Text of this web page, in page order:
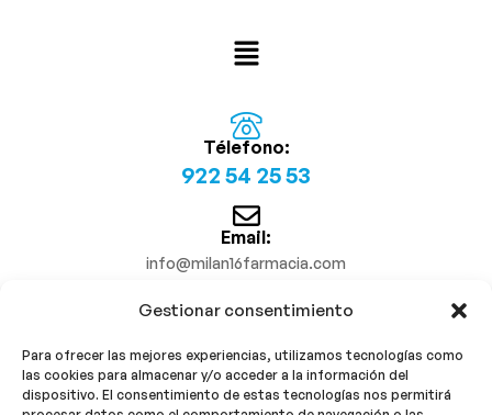
Gestionar consentimiento
Para ofrecer las mejores experiencias, utilizamos tecnologías como
las cookies para almacenar y/o acceder a la información del
dispositivo. El consentimiento de estas tecnologías nos permitirá
Télefono:
922 54 25 53
Email:
info@milan16farmacia.com
¡Síguenos!